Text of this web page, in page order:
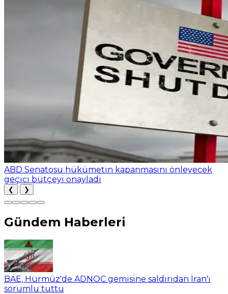
ABD Senatosu hükümetin kapanmasını önleyecek
geçici bütçeyi onayladı
❮ ❯
Gündem Haberleri
BAE, Hürmüz'de ADNOC gemisine saldırıdan İran'ı
sorumlu tuttu